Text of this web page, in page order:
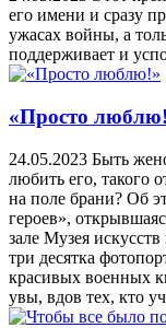
его имени и сразу
ужасах войны, а
поддерживает и
«Просто
24.05.2023 Быть
любить его, такого
на поле брани? Об
героев»,
зале Музея
три десятка
красивых военных
увы, вдов тех, кто